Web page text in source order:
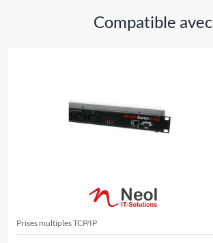
Compatible avec
Prises multiples TCP/IP